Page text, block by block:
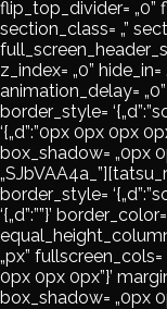
flip_top_divider= „0”
section_class= „”
z_index= „0”
animation_delay=
border_style=
‘{„d”:”0px 0px 0px
box_shadow= „0px
border_style=
‘{„d”:””}’
„px” fullscreen_cols=
0px 0px 0px”}’
box_shadow= „0px